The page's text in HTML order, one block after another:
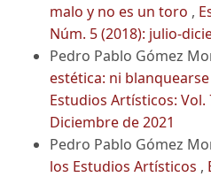
malo y no es un toro ,
Núm. 5 (2018): julio-
Pedro Pablo Gómez
estética: ni
Estudios Artísticos: Vol.
Diciembre de 2021
Pedro Pablo Gómez
los Estudios Artísticos ,